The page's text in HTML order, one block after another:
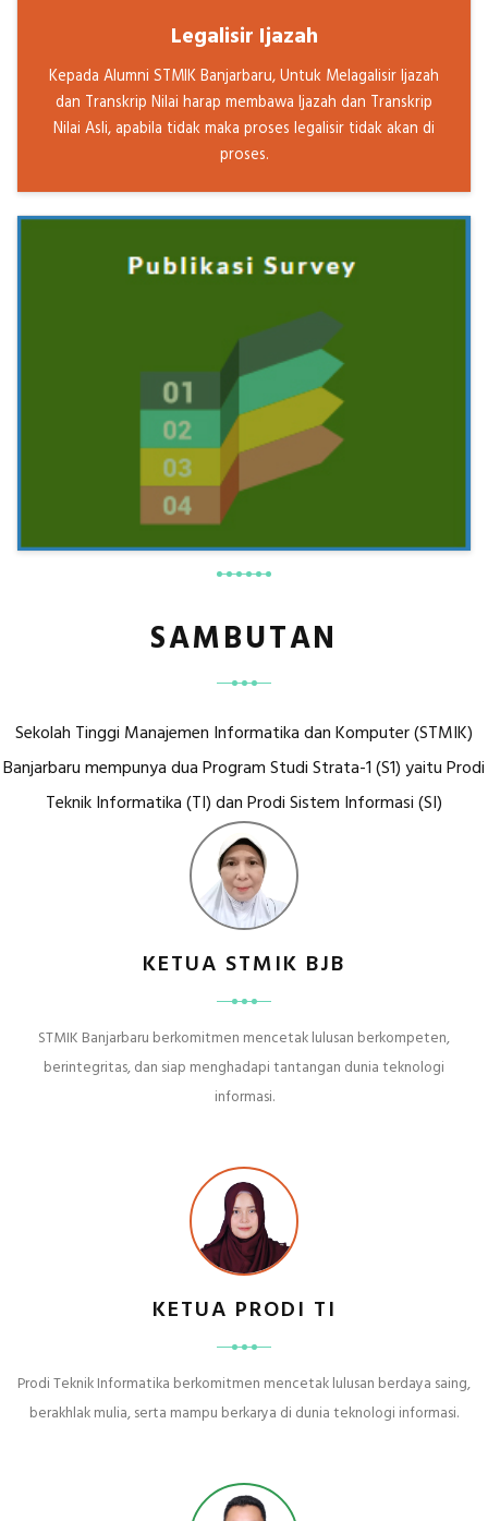
Legalisir Ijazah
Kepada Alumni STMIK Banjarbaru, Untuk Melagalisir Ijazah
dan Transkrip Nilai harap membawa Ijazah dan Transkrip
Nilai Asli, apabila tidak maka proses legalisir tidak akan di
proses.
SAMBUTAN
Sekolah Tinggi Manajemen Informatika dan Komputer (STMIK)
Banjarbaru mempunya dua Program Studi Strata-1 (S1) yaitu Prodi
Teknik Informatika (TI) dan Prodi Sistem Informasi (SI)
KETUA STMIK BJB
STMIK Banjarbaru berkomitmen mencetak lulusan berkompeten,
berintegritas, dan siap menghadapi tantangan dunia teknologi
informasi.
KETUA PRODI TI
Prodi Teknik Informatika berkomitmen mencetak lulusan berdaya saing,
berakhlak mulia, serta mampu berkarya di dunia teknologi informasi.